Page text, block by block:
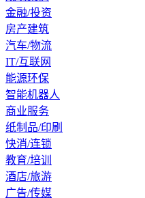
金融/投资
房产建筑
汽车/物流
IT/互联网
能源环保
智能机器人
商业服务
纸制品/印刷
快消/连锁
教育/培训
酒店/旅游
广告/传媒